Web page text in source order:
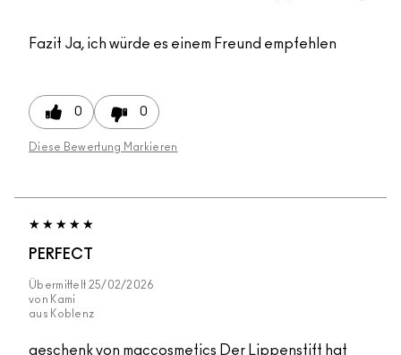
Fazit Ja, ich würde es einem Freund empfehlen
0 0
Diese Bewertung Markieren
PERFECT
Übermittelt 25/02/2026
von Kami
aus Koblenz
geschenk von maccosmetics Der Lippenstift hat